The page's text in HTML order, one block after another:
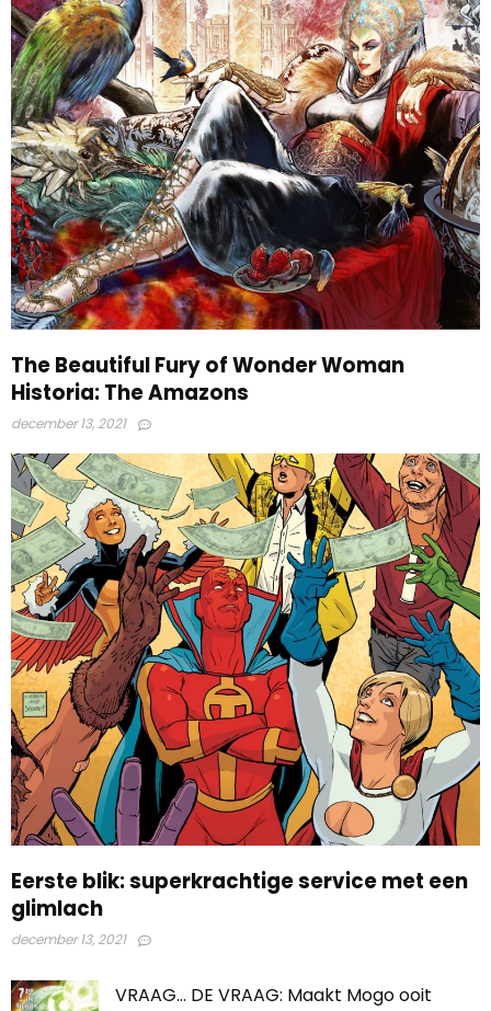
The Beautiful Fury of Wonder Woman
Historia: The Amazons
december 13, 2021
Eerste blik: superkrachtige service met een
glimlach
december 13, 2021
VRAAG… DE VRAAG: Maakt Mogo ooit